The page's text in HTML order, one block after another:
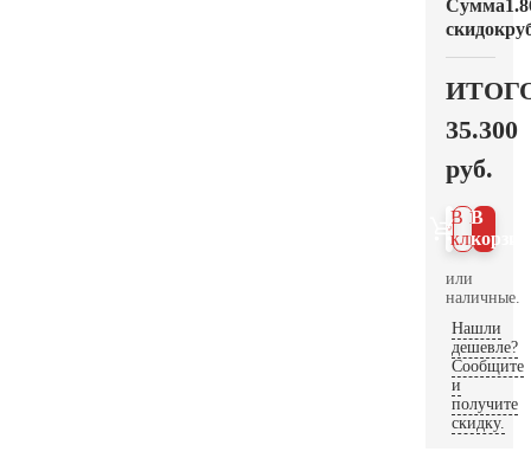
Сумма
скидок
35.300
руб.
В
В 1
клик
или
наличные.
Нашли
дешевле?
Сообщите
и
получите
скидку.